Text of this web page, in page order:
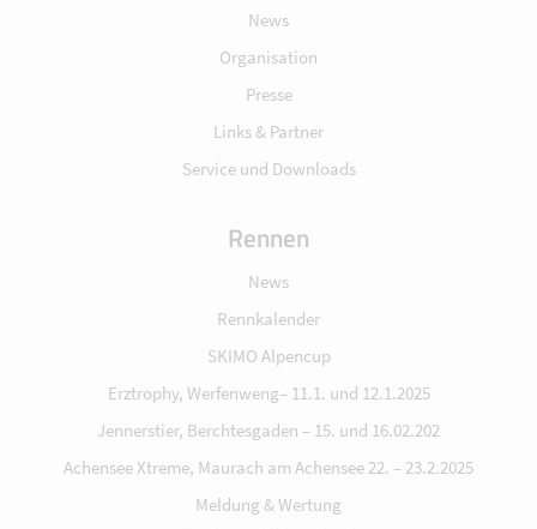
News
Organisation
Presse
Links & Partner
Service und Downloads
Rennen
News
Rennkalender
SKIMO Alpencup
Erztrophy, Werfenweng– 11.1. und 12.1.2025
Jennerstier, Berchtesgaden – 15. und 16.02.202
Achensee Xtreme, Maurach am Achensee 22. – 23.2.2025
Meldung & Wertung